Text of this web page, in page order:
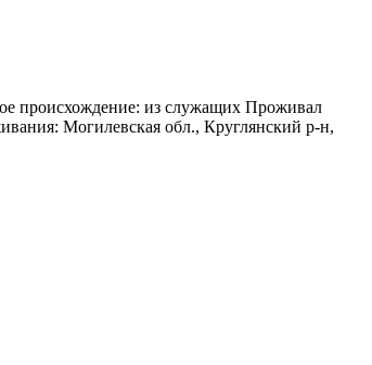
происхождение: из служащих Проживал
Могилевская обл., Круглянский р-н,